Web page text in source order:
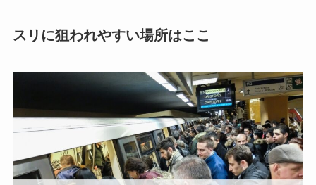
スリに狙われやすい場所はここ